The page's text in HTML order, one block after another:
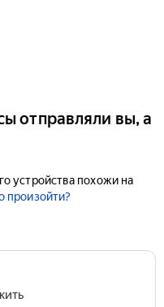
отправляли вы, а
устройства похожи на
произойти?